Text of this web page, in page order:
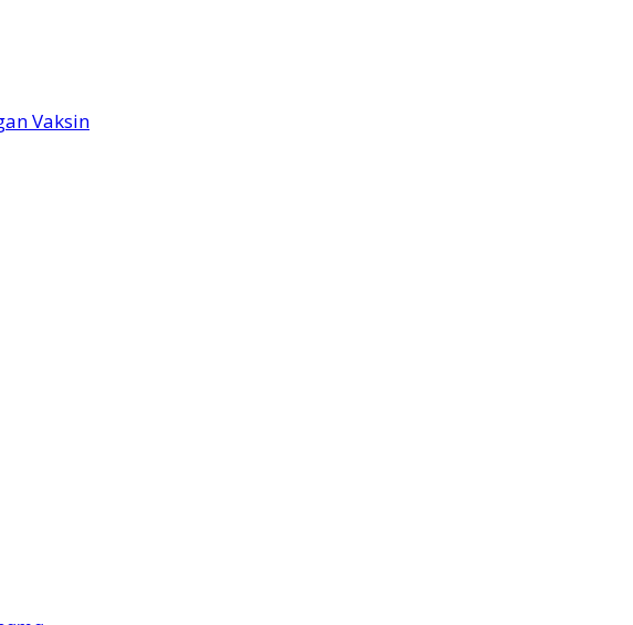
Vaksin